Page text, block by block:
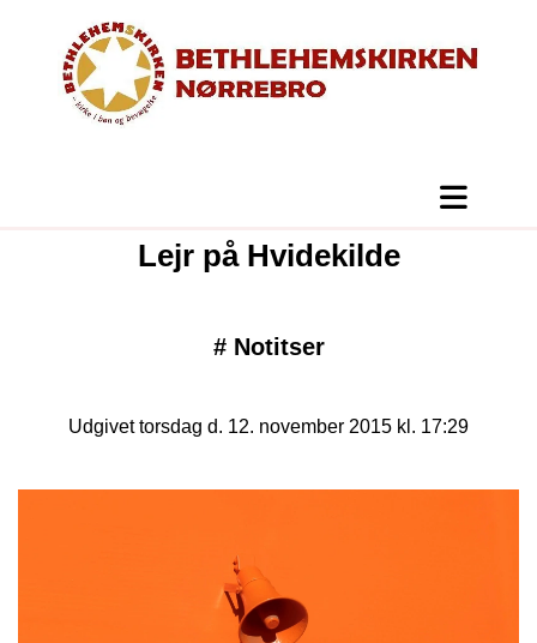
Lejr på Hvidekilde
# Notitser
Udgivet torsdag d. 12. november 2015 kl. 17:29